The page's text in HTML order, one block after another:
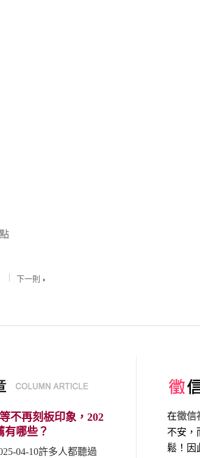
下一則
不再刻板印象，202
有哪些？
04-10許多人都聽過
在徵信
不安，
鬆！因